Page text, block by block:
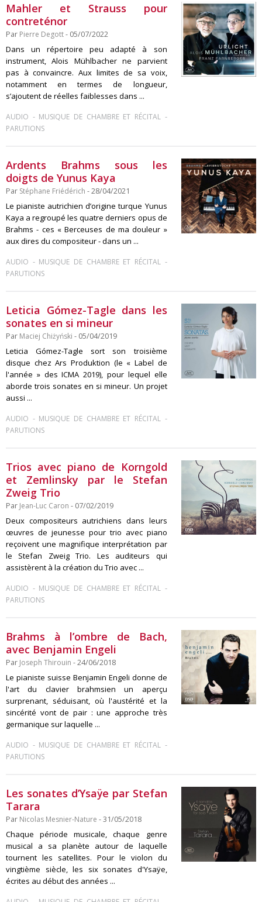
Mahler et Strauss pour
contreténor
Par Pierre Degott- 05/07/2022
Dans un répertoire peu adapté à son
instrument, Alois Mühlbacher ne parvient
pas à convaincre. Aux limites de sa voix,
notamment en termes de longueur,
s’ajoutent de réelles faiblesses dans ...
AUDIO - MUSIQUE DE CHAMBRE ET RÉCITAL-
PARUTIONS
Ardents Brahms sous les
doigts de Yunus Kaya
Par Stéphane Friédérich - 28/04/2021
Le pianiste autrichien d’origine turque Yunus
Kaya a regroupé les quatre derniers opus de
Brahms - ces « Berceuses de ma douleur »
aux dires du compositeur - dans un ...
AUDIO - MUSIQUE DE CHAMBRE ET RÉCITAL-
PARUTIONS
Leticia Gómez-Tagle dans les
sonates en si mineur
Par Maciej Chiżyński - 05/04/2019
Leticia Gómez-Tagle sort son troisième
disque chez Ars Produktion (le « Label de
l'année » des ICMA 2019), pour lequel elle
aborde trois sonates en si mineur. Un projet
aussi ...
AUDIO - MUSIQUE DE CHAMBRE ET RÉCITAL-
PARUTIONS
Trios avec piano de Korngold
et Zemlinsky par le Stefan
Zweig Trio
Par Jean-Luc Caron - 07/02/2019
Deux compositeurs autrichiens dans leurs
œuvres de jeunesse pour trio avec piano
reçoivent une magnifique interprétation par
le Stefan Zweig Trio. Les auditeurs qui
assistèrent à la création du Trio avec ...
AUDIO - MUSIQUE DE CHAMBRE ET RÉCITAL-
PARUTIONS
Brahms à l’ombre de Bach,
avec Benjamin Engeli
Par Joseph Thirouin - 24/06/2018
Le pianiste suisse Benjamin Engeli donne de
l'art du clavier brahmsien un aperçu
surprenant, séduisant, où l'austérité et la
sincérité vont de pair : une approche très
germanique sur laquelle ...
AUDIO - MUSIQUE DE CHAMBRE ET RÉCITAL-
PARUTIONS
Les sonates d’Ysaÿe par Stefan
Tarara
Par Nicolas Mesnier-Nature - 31/05/2018
Chaque période musicale, chaque genre
musical a sa planète autour de laquelle
tournent les satellites. Pour le violon du
vingtième siècle, les six sonates d'Ysaÿe,
écrites au début des années ...